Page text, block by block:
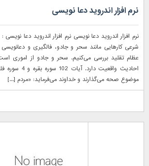
نرم افزار اندروید دعا نویسی
نرم افزار اندروید دعا نویسی نرم افزار اندروید دعا
شرعی کارهایی مانند سحر و جادو، فالگیری و
عظام تقلید بررسی می‌کنیم. سحر و جادو از اموری
احاديث واقعيت
موضوع صحه می‌گذارند و خداوند می‌فرماید: «مردم [...]